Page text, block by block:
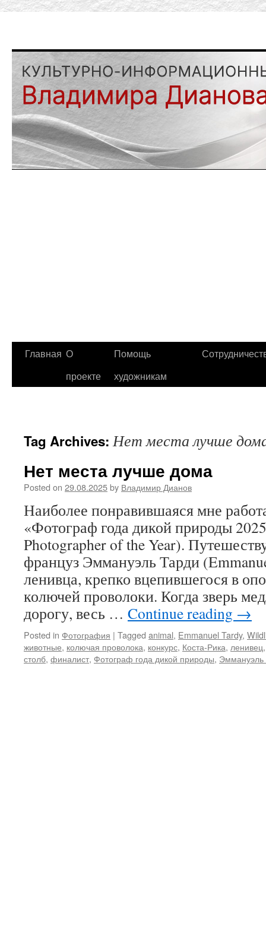
Главная О
проекте
Помощь
художникам
Tag Archives:Нет места лучше
Нет места лучше дома
Posted on 29.08.2025by Владимир Дианов
Наиболее понравившаяся мне
«Фотограф года дикой природы
Photographer of the Year).
француз Эммануэль Тарди
ленивца, крепко вцепившегося в
колючей проволоки. Когда зверь
дорогу, весь … Continue reading →
Posted in Фотография | Tagged animal, Emmanuel Tardy,
животные, колючая проволока, конкурс, Коста-Рика, ленивец
столб, финалист, Фотограф года дикой природы, Эммануэль